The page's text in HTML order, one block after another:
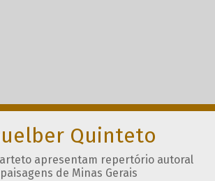
Quinteto
apresentam repertório autoral
de Minas Gerais